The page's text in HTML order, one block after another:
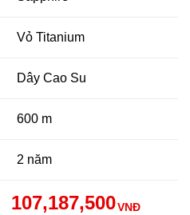
Vỏ Titanium
Dây Cao Su
600 m
2 năm
107,187,500VNĐ